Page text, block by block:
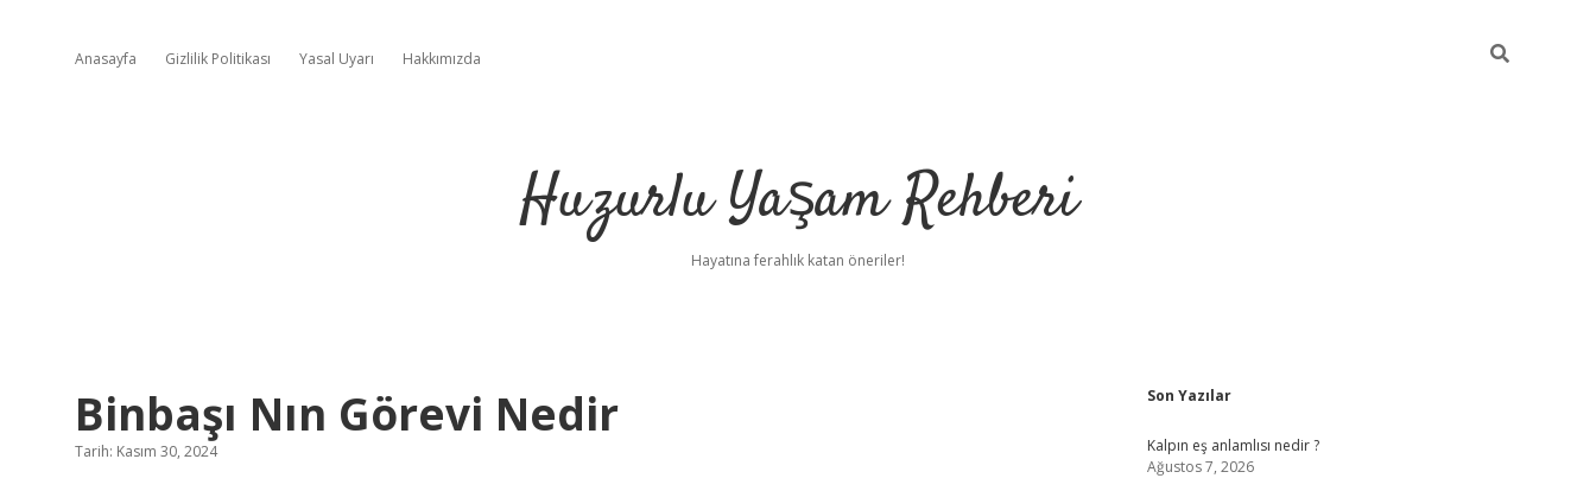
Anasayfa Gizlilik Politikası Yasal Uyarı Hakkımızda
Huzurlu Yaşam Rehberi
Hayatına ferahlık katan öneriler!
Binbaşı Nın Görevi Nedir
Tarih: Kasım 30, 2024
Sidebar
Son Yazılar
Kalpın eş anlamlısı nedir ?
Ağustos 7, 2026